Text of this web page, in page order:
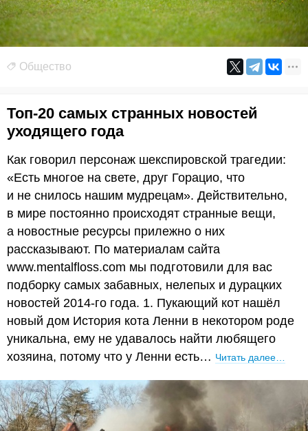
Общество
Топ-20 самых странных новостей
уходящего года
Как говорил персонаж шекспировской трагедии:
«Есть многое на свете, друг Горацио, что
и не снилось нашим мудрецам». Действительно,
в мире постоянно происходят странные вещи,
а новостные ресурсы прилежно о них
рассказывают. По материалам сайта
www.mentalfloss.com мы подготовили для вас
подборку самых забавных, нелепых и дурацких
новостей 2014-го года. 1. Пукающий кот нашёл
новый дом История кота Ленни в некотором роде
уникальна, ему не удавалось найти любящего
хозяина, потому что у Ленни есть… Читать далее…